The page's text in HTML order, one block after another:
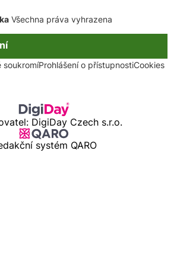
Všechna práva vyhrazena
soukromíProhlášení o přístupnostiCookies
DigiDay Czech s.r.o.
systém QARO